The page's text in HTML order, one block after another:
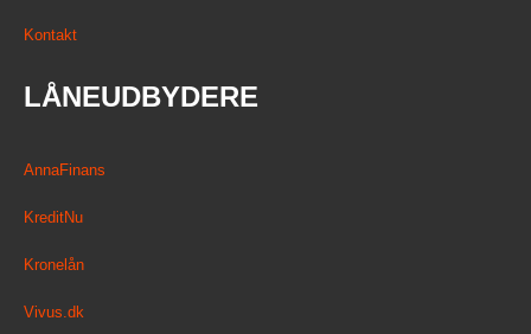
Kontakt
LÅNEUDBYDERE
AnnaFinans
KreditNu
Kronelån
Vivus.dk